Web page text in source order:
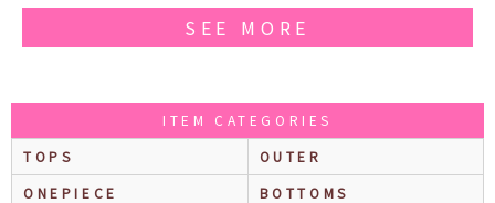
SEE MORE
ITEM CATEGORIES
TOPS
OUTER
ONEPIECE
BOTTOMS